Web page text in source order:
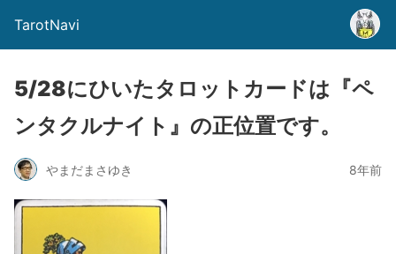
TarotNavi
5/28にひいたタロットカードは『ペ
ンタクルナイト』の正位置です。
やまだまさゆき 8年前